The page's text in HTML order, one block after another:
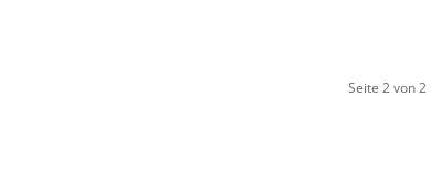
Seite 2 von 2